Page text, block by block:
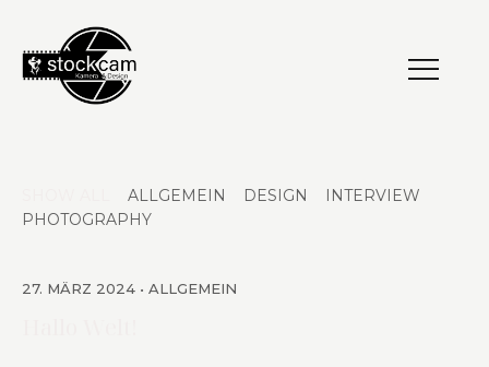
ALLGEMEIN DESIGN
INTERVIEW
PHOTOGRAPHY
27. MÄRZ 2024 ALLGEMEIN